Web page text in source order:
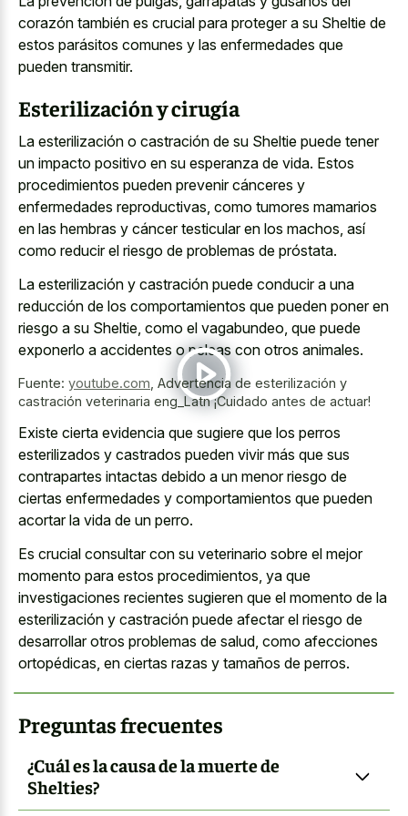
corazón también es crucial para proteger a su Sheltie de
estos parásitos comunes y las enfermedades que
pueden transmitir.
Esterilización y cirugía
La esterilización o castración de su Sheltie puede tener
un impacto positivo en su esperanza de vida. Estos
procedimientos pueden prevenir cánceres y
enfermedades reproductivas, como tumores mamarios
en las hembras y cáncer testicular en los machos, así
como reducir el riesgo de problemas de próstata.
La esterilización y castración puede conducir a una
reducción de los comportamientos que pueden poner en
riesgo a su Sheltie, como el vagabundeo, que puede
exponerlo a accidentes o peleas con otros animales.
Fuente: youtube.com Advertencia de esterilización y
castración veterinaria eng_Latn️ ¡Cuidado antes de actuar!
Existe cierta evidencia que sugiere que los perros
esterilizados y castrados pueden vivir más que sus
contrapartes intactas debido a un menor riesgo de
ciertas enfermedades y comportamientos que pueden
acortar la vida de un perro.
Es crucial consultar con su veterinario sobre el mejor
momento para estos procedimientos, ya que
investigaciones recientes sugieren que el momento de la
esterilización y castración puede afectar el riesgo de
desarrollar otros problemas de salud, como afecciones
ortopédicas, en ciertas razas y tamaños de perros.
Preguntas frecuentes
¿Cuál es la causa de la muerte de
Shelties?